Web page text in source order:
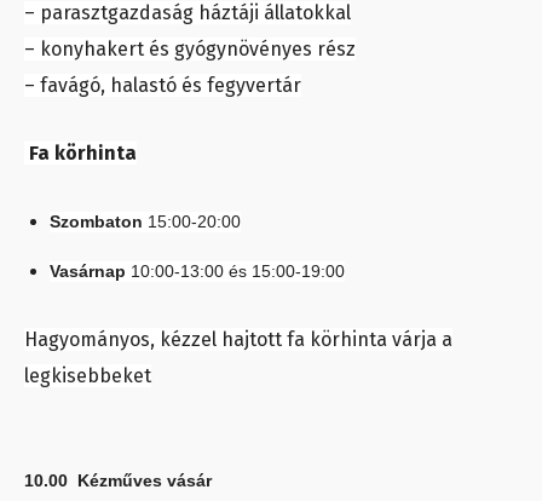
– parasztgazdaság háztáji állatokkal
– konyhakert és gyógynövényes rész
– favágó, halastó és fegyvertár
Fa körhinta
Szombaton 15:00-20:00
Vasárnap 10:00-13:00 és 15:00-19:00
Hagyományos, kézzel hajtott fa körhinta várja a
legkisebbeket
10.00 Kézműves vásár